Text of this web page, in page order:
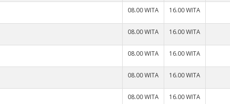
08.00 WITA 16.00 WITA
08.00 WITA 16.00 WITA
08.00 WITA 16.00 WITA
08.00 WITA 16.00 WITA
08.00 WITA 16.00 WITA